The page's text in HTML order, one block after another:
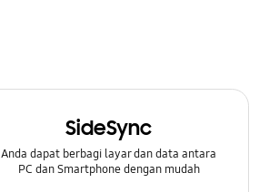
SideSync
Anda dapat berbagi layar dan data antara
PC dan Smartphone dengan mudah